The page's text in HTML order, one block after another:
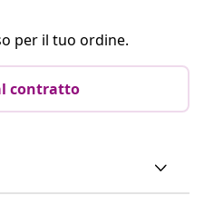
per il tuo ordine.
contratto